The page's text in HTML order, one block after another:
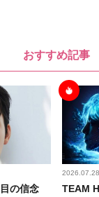
おすすめ記事
の信念
2026.07.28
TEAM